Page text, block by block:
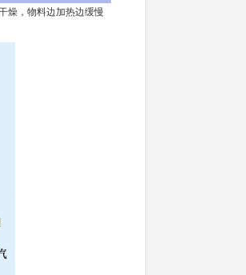
燥，物料边加热边缓慢